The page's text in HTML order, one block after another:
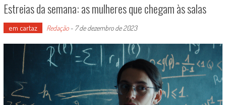
Estreias da semana: as mulheres que chegam às salas
em cartaz Redação- 7 de dezembro de 2023